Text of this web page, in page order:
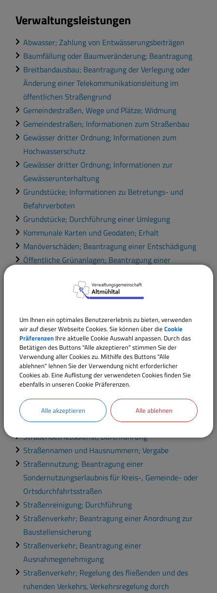
Verwaltungsleistungen
Abwasser; Zahlung von Entwässerungsbeiträgen
Baumfällung oder Baumveränderung; Beantragung
Breitbandausbau; Beantragung der Verlegung oder
Änderung einer Telekommunikationsleitung im
öffentlichen Straßengrund
Gemeindestraßen, Wege und Plätze; Widmung
Gemeindestraßen; Informationen zum Straßenbau
Gewässer dritter Ordnung; Informationen zum
Hochwasserschutz
Gewässer dritter Ordnung; Informationen zur
Gewässerunterhaltung
Grundstücke; Informationen zu Betretungs- und
Befahrverboten
Grundstücke; Durchführung einer Umlegung
Kommunale Karten und Geodaten; Erhalt
Manöverschäden; Beantragung einer Entschädigung
Öffentliche Grünanlagen; Beantragung einer
Öffentliche Grünflächen; Pflege
Öffentlicher Raum; Meldung eines Schadens bei der
Öffentliche Anschläge; Erlass einer Verordnung
Städtebauliche Sanierungsmaßnahme; Beantragung
einer Genehmigung
Straßen; Durchführung von Grün- und Gehölzpflege
Straßenbeleuchtung; Meldung von defekten
Straßenbenutzung; Beantragung einer Erlaubnis für
eine Veranstaltung
Straßenbetriebsdienst; Durchführung
Straßennamen und Hausnummern; Vergabe
Straßennutzung; Beantragung einer
Sondernutzungserlaubnis für Kreis-, Gemeinde- oder
Ortsdurchfahrtsstraßen
Straßenreinigung; Durchführung
Straßenverkehr; Beantragung einer Anordnung zur
Baustellensicherung
Straßenverkehr; Beantragung einer
Ausnahmegenehmigung
Straßenverkehr; Regelung des fließenden und des
ruhenden Verkehrs, Verkehrsregelung durch
Um Ihnen ein optimales Benutzererlebnis zu bieten, verwenden
wir auf dieser Webseite Cookies. Sie können über die Cookie
Präferenzen Ihre aktuelle Cookie Auswahl anpassen. Durch das
Betätigen des Buttons "Alle akzeptieren" stimmen Sie der
Verwendung aller Cookies zu. Mithilfe des Buttons "Alle
ablehnen" lehnen Sie der Verwendung nicht erforderlicher
Cookies ab. Eine Auflistung der verwendeten Cookies finden Sie
ebenfalls in unseren Cookie Präferenzen.
Alle akzeptieren Alle ablehnen